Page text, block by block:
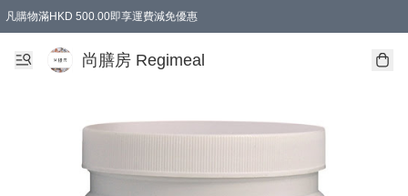
凡購物滿HKD 500.00即享運費減免優惠
尚膳房 Regimeal